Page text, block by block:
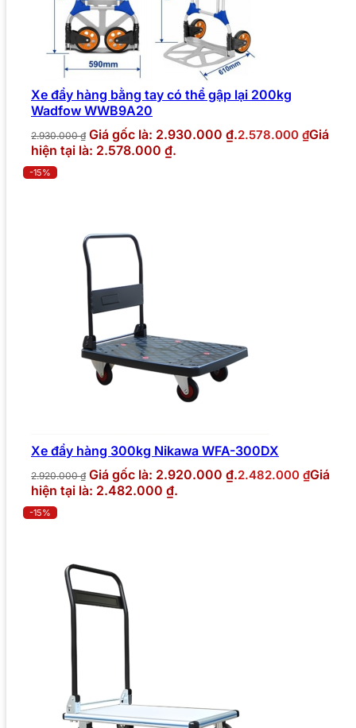
Xe đẩy hàng bằng tay có thể gập lại 200kg
Wadfow WWB9A20
2.930.000₫ Giá gốc là: 2.930.000 ₫.2.578.000 ₫Giá
hiện tại là: 2.578.000 ₫.
-15%
Xe đẩy hàng 300kg Nikawa WFA-300DX
2.920.000₫ Giá gốc là: 2.920.000 ₫.2.482.000 ₫Giá
hiện tại là: 2.482.000 ₫.
-15%